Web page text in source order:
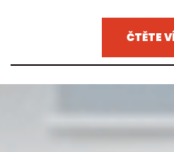
ČTĚTE